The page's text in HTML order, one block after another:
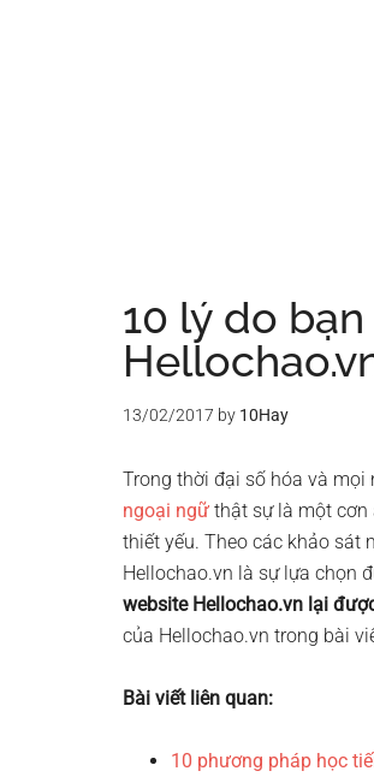
10 lý do
13/02/2017 by 10Hay
Trong thời đại số hóa và mọi
ngoại ngữ thật sự là một cơn
thiết yếu. Theo các khảo sát
Hellochao.vn là sự lựa chọn
website Hellochao.vn lại
của Hellochao.vn trong bài
Bài viết liên quan:
10 phương pháp học